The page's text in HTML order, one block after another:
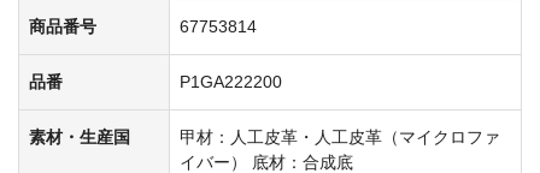
商品番号 67753814
品番 P1GA222200
素材・生産国
甲材：人工皮革・人工皮革（マイクロファ
イバー） 底材：合成底